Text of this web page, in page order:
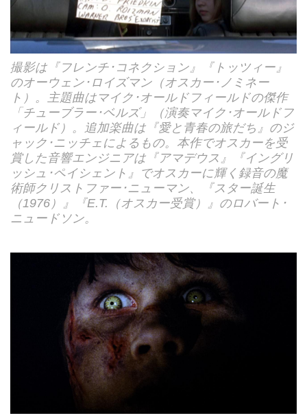
撮影は『フレンチ･コネクション』『トッツィー』
のオーウェン･ロイズマン（オスカー･ノミネー
ト）。主題曲はマイク･オールドフィールドの傑作
「チューブラー･ベルズ」（演奏マイク･オールドフ
ィールド）。追加楽曲は『愛と青春の旅だち』のジ
ャック･ニッチェによるもの。本作でオスカーを受
賞した音響エンジニアは『アマデウス』『イングリ
ッシュ･ペイシェント』でオスカーに輝く録音の魔
術師クリストファー･ニューマン、『スター誕生
（1976）』『E.T.（オスカー受賞）』のロバート･
ニュードソン。